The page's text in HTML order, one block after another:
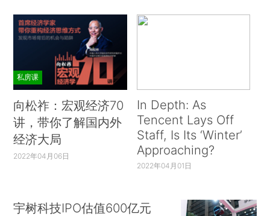
私房课
向松祚：宏观经济70
讲，带你了解国内外
经济大局
2022年04月06日
In Depth: As
Tencent Lays Off
Staff, Is Its ‘Winter’
Approaching?
2022年04月01日
宇树科技IPO估值600亿元